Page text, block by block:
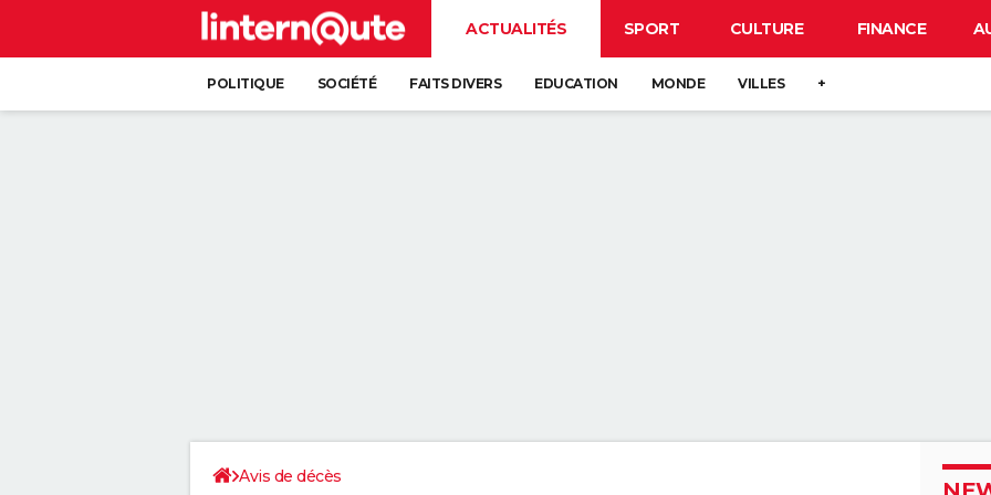
ACTUALITÉS SPORT CULTURE FINANCE
POLITIQUE SOCIÉTÉ FAITS DIVERS EDUCATION MONDE VILLES +
Avis de décès